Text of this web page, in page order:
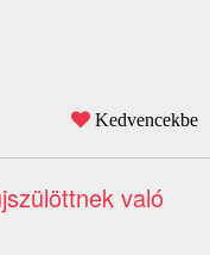
Kedvencekbe
való